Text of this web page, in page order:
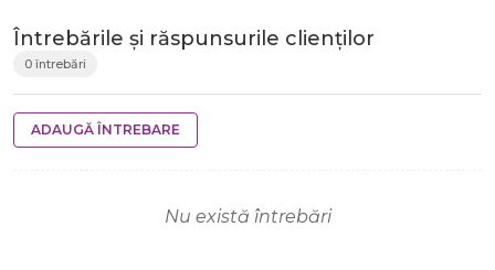
Întrebările și răspunsurile clienților
0 întrebări
ADAUGĂ ÎNTREBARE
Nu există întrebări